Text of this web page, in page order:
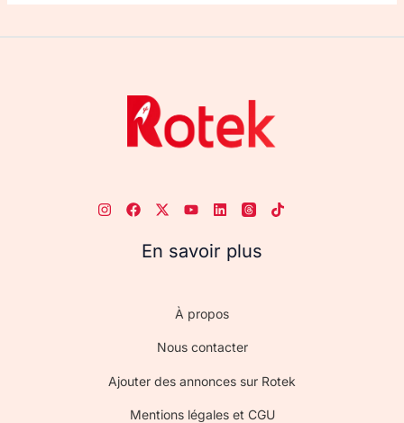
En savoir plus
À propos
Nous contacter
Ajouter des annonces sur Rotek
Mentions légales et CGU